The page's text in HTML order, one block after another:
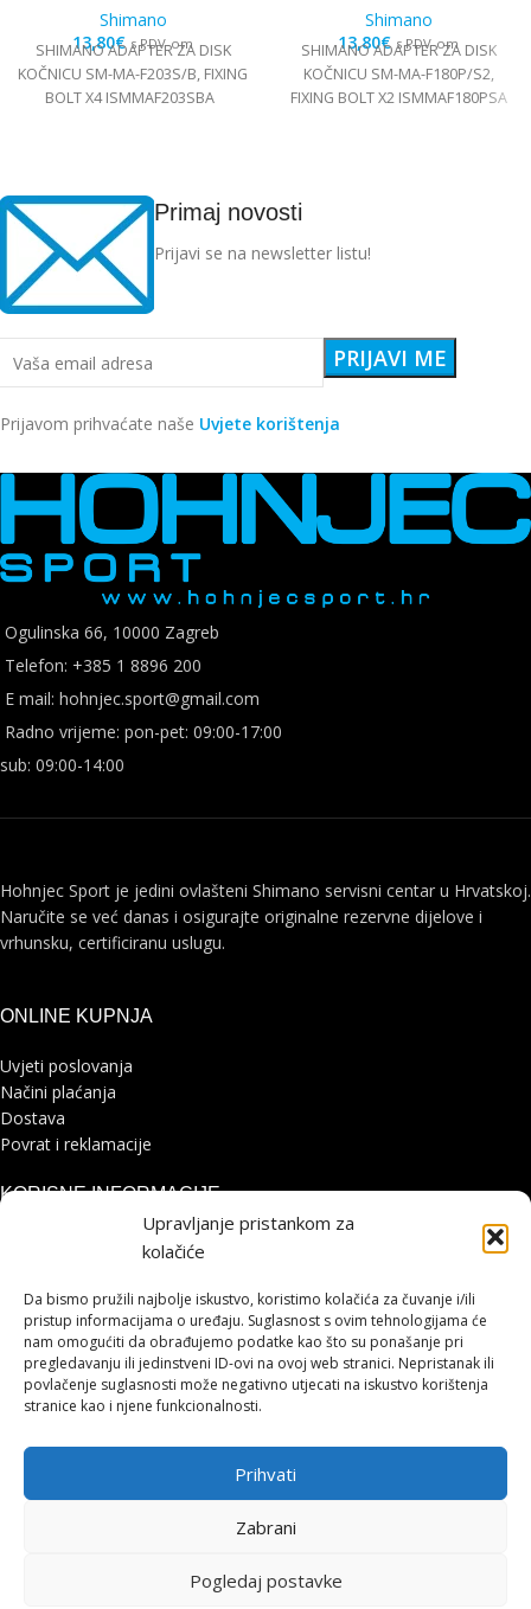
Upravljanje pristankom za
kolačiće
Da bismo pružili najbolje iskustvo, koristimo kolačića za čuvanje i/ili
pristup informacijama o uređaju. Suglasnost s ovim tehnologijama će
nam omogućiti da obrađujemo podatke kao što su ponašanje pri
pregledavanju ili jedinstveni ID-ovi na ovoj web stranici. Nepristanak ili
povlačenje suglasnosti može negativno utjecati na iskustvo korištenja
stranice kao i njene funkcionalnosti.
Prihvati
Zabrani
Pogledaj postavke
Shimano
13,80€ s PDV-om
SHIMANO ADAPTER ZA DISK
KOČNICU SM-MA-F203S/B, FIXING
BOLT X4 ISMMAF203SBA
Shimano
13,80€ s PDV-om
SHIMANO ADAPTER ZA DISK
KOČNICU SM-MA-F180P/S2,
FIXING BOLT X2 ISMMAF180PSA
Primaj novosti
Prijavi se na newsletter listu!
Prijavom prihvaćate naše Uvjete korištenja
Ogulinska 66, 10000 Zagreb
Telefon: +385 1 8896 200
E mail: hohnjec.sport@gmail.com
Radno vrijeme: pon-pet: 09:00-17:00
sub: 09:00-14:00
Hohnjec Sport je jedini ovlašteni Shimano servisni centar u Hrvatskoj.
Naručite se već danas i osigurajte originalne rezervne dijelove i
vrhunsku, certificiranu uslugu.
ONLINE KUPNJA
Uvjeti poslovanja
Načini plaćanja
Dostava
Povrat i reklamacije
KORISNE INFORMACIJE
Zaštita osobnih podataka
Pohvale i prigovori
Platforma za online rješavanje sporova
STRANICE
Shimano servisni centar
Kontakt
HOHNJEC SPORT 2021 IZRADALUMEN TRŽIŠNE KOMUNIKACIJE.